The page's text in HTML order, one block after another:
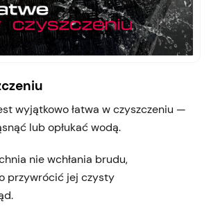
wyjątkowo łatwa w czyszczeniu —
lub opłukać wodą.
nie wchłania brudu,
przywrócić jej czysty